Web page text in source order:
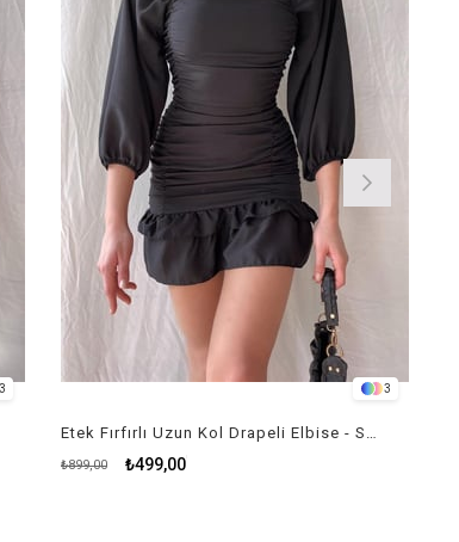
3 3
₺499,00
₺899,00